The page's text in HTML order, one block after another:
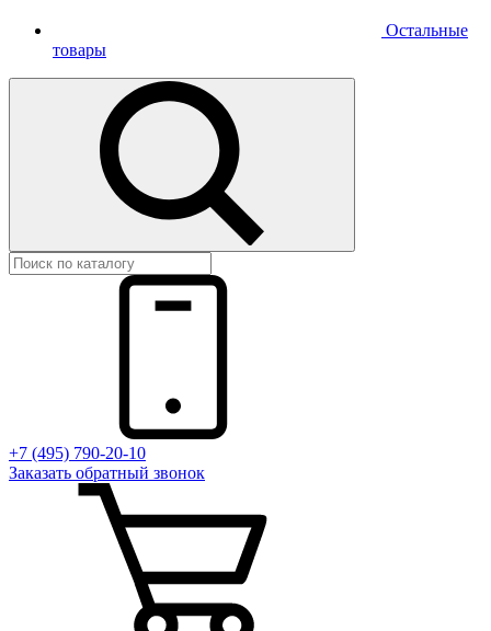
Остальные
товары
+7 (495) 790-20-10
Заказать обратный звонок